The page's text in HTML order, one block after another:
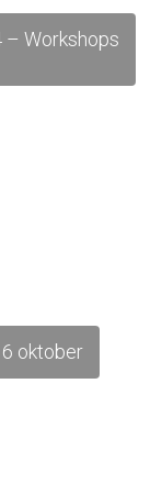
– Workshops
oktober